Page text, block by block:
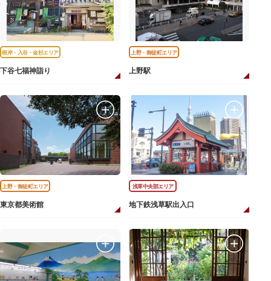
根岸・入谷・金杉エリア
下谷七福神詣り
上野・御徒町エリア
上野駅
上野・御徒町エリア
東京都美術館
浅草中央部エリア
地下鉄浅草駅出入口